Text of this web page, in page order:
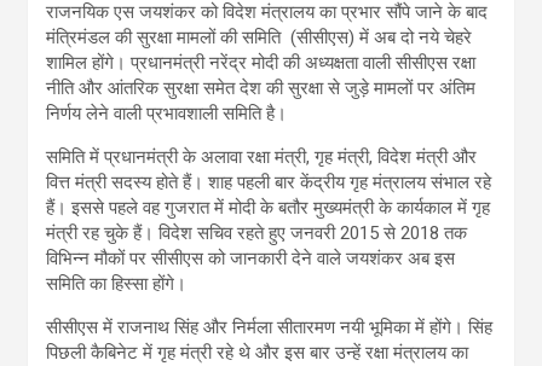
राजनयिक एस जयशंकर को विदेश मंत्रालय का प्रभार सौंपे जाने के बाद
मंत्रिमंडल की सुरक्षा मामलों की समिति (सीसीएस) में अब दो नये चेहरे
शामिल होंगे। प्रधानमंत्री नरेंद्र मोदी की अध्यक्षता वाली सीसीएस रक्षा
नीति और आंतरिक सुरक्षा समेत देश की सुरक्षा से जुड़े मामलों पर अंतिम
निर्णय लेने वाली प्रभावशाली समिति है।
समिति में प्रधानमंत्री के अलावा रक्षा मंत्री, गृह मंत्री, विदेश मंत्री और
वित्त मंत्री सदस्य होते हैं। शाह पहली बार केंद्रीय गृह मंत्रालय संभाल रहे
हैं। इससे पहले वह गुजरात में मोदी के बतौर मुख्यमंत्री के कार्यकाल में गृह
मंत्री रह चुके हैं। विदेश सचिव रहते हुए जनवरी 2015 से 2018 तक
विभिन्न मौकों पर सीसीएस को जानकारी देने वाले जयशंकर अब इस
समिति का हिस्सा होंगे।
सीसीएस में राजनाथ सिंह और निर्मला सीतारमण नयी भूमिका में होंगे। सिंह
पिछली कैबिनेट में गृह मंत्री रहे थे और इस बार उन्हें रक्षा मंत्रालय का